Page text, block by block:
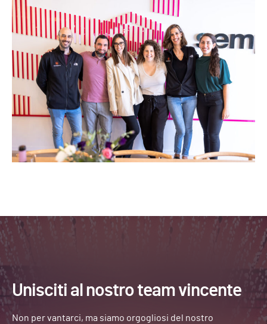
Unisciti al nostro team vincente
Non per vantarci, ma siamo orgogliosi del nostro